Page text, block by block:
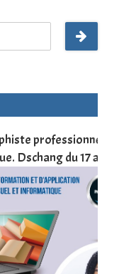
en 10 jours de
au 27 janvier 2022